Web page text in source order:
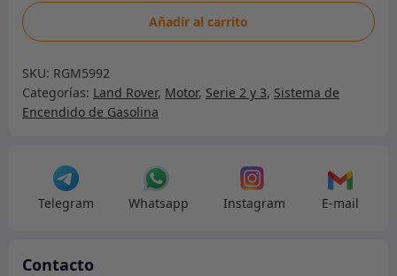
Juego
de
de
encendido
-
cantidad
Añadir al carrito
SKU: RGM5992
Categorías: Land Rover, Motor, Serie 2 y 3, Sistema de
Encendido de Gasolina
Telegram Whatsapp Instagram E-mail
Contacto